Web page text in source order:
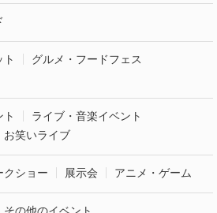
グルメ・フードフェス
ト
ライブ・音楽イベント
お笑いライブ
クショー 展示会 アニメ・ゲーム